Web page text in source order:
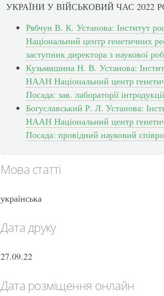
УКРАЇНИ У ВІЙСЬКОВИЙ ЧАС 2022
Рябчун В. К. Установа: Інститут
Національний центр генетичних
заступник директора з наукової
Кузьмишина Н. В. Установа:
НААН Національний центр
Посада: зав. лабораторії
Богуславський Р. Л. Установа:
НААН Національний центр
Посада: провідний науковий
Мова статті
українська
Дата друку
27.09.22
Дата розміщення онлайн